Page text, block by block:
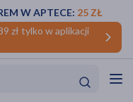
zł tylko w aplikacji
W APTECE: 25 ZŁ